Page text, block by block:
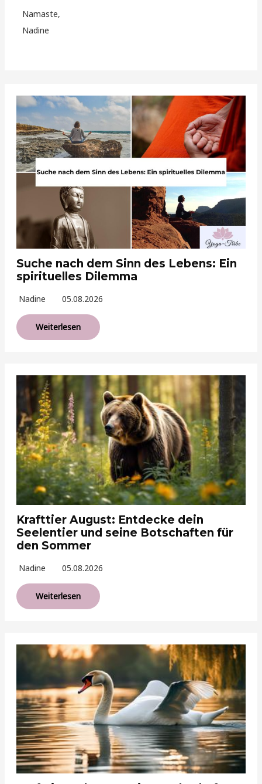
Namaste,
Nadine
Suche nach dem Sinn des Lebens: Ein
spirituelles Dilemma
Nadine 05.08.2026
Weiterlesen
Krafttier August: Entdecke dein
Seelentier und seine Botschaften für
den Sommer
Nadine 05.08.2026
Weiterlesen